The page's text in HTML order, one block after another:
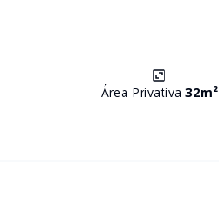
Área Privativa 32m²